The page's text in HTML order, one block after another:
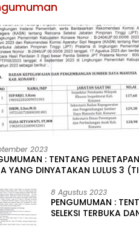
2023
: TENTANG
YANG DINYATAKAN LULUS 3
PIMPINAN TINGGI PRATAMA
PEMERINTAH DAERAH
KONAWE
8 Agustus 2023
PENGUMUMAN :
SELEKSI TERBUKA